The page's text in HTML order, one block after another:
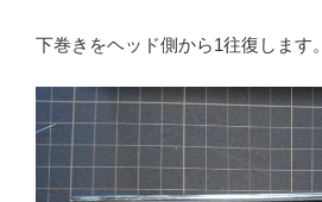
下巻きをヘッド側から1往復します。